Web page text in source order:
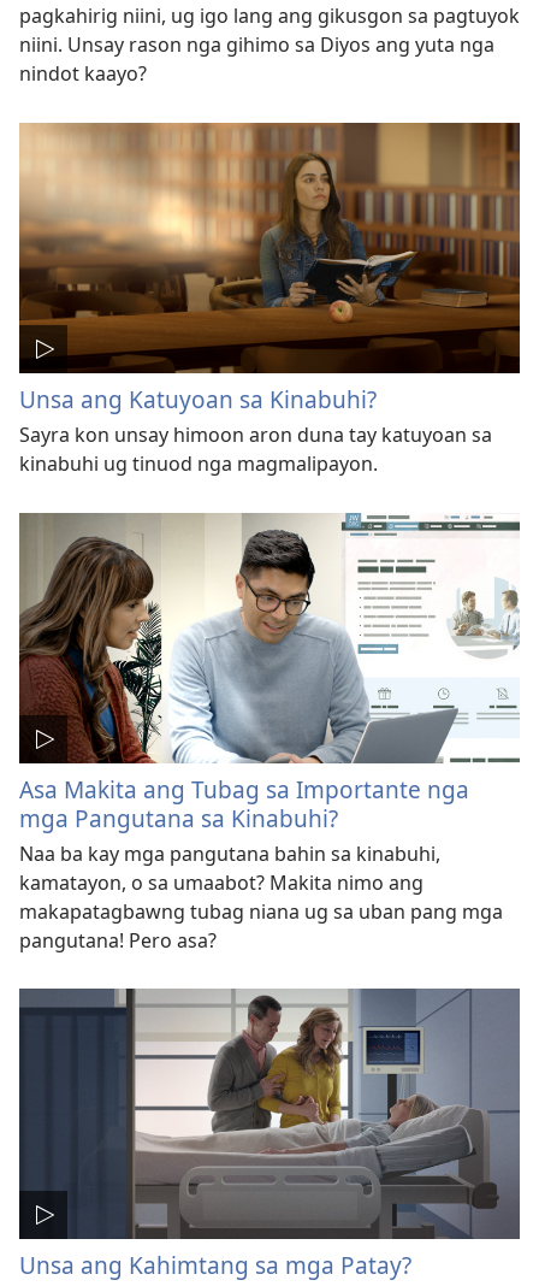
pagkahirig niini, ug igo lang ang gikusgon sa pagtuyok
niini. Unsay rason nga gihimo sa Diyos ang yuta nga
nindot kaayo?
Unsa ang Katuyoan sa Kinabuhi?
Sayra kon unsay himoon aron duna tay katuyoan sa
kinabuhi ug tinuod nga magmalipayon.
Asa Makita ang Tubag sa Importante nga
mga Pangutana sa Kinabuhi?
Naa ba kay mga pangutana bahin sa kinabuhi,
kamatayon, o sa umaabot? Makita nimo ang
makapatagbawng tubag niana ug sa uban pang mga
pangutana! Pero asa?
Unsa ang Kahimtang sa mga Patay?